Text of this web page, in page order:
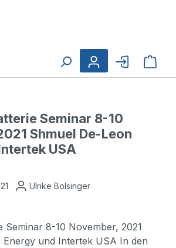
Seminar 8-10
Shmuel De-Leon
USA
Ulrike Bolsinger
Seminar 8-10 November, 2021
Energy und Intertek USA In den